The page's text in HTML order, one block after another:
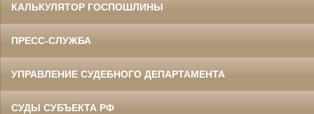
КАЛЬКУЛЯТОР ГОСПОШЛИНЫ
ПРЕСС-СЛУЖБА
УПРАВЛЕНИЕ СУДЕБНОГО ДЕПАРТАМЕНТА
СУДЫ СУБЪЕКТА РФ